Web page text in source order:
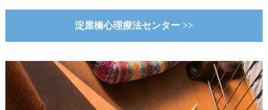
淀屋橋心理療法センター >>